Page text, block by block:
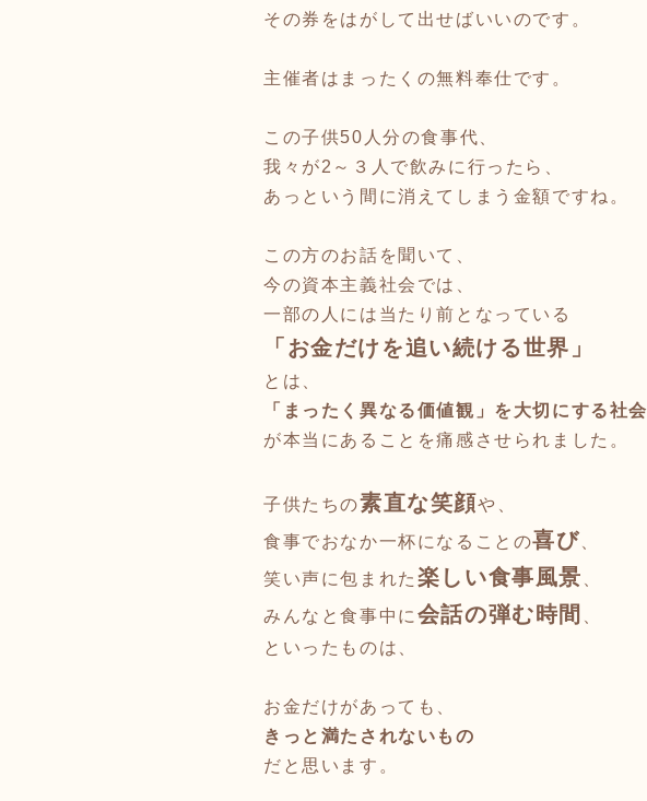
その券をはがして出せばいいのです。
主催者はまったくの無料奉仕です。
この子供50人分の食事代、
我々が2～３人で飲みに行ったら、
あっという間に消えてしまう金額ですね。
この方のお話を聞いて、
今の資本主義社会では、
一部の人には当たり前となっている
「お金だけを追い続ける世界」
とは、
「まったく異なる価値観」を大切にする社会
が本当にあることを痛感させられました。
子供たちの素直な笑顔や、
食事でおなか一杯になることの喜び
笑い声に包まれた 楽しい食事風景
みんなと食事中に 会話の弾む時間
といったものは、
お金だけがあっても、
きっと満たされないもの
だと思います。